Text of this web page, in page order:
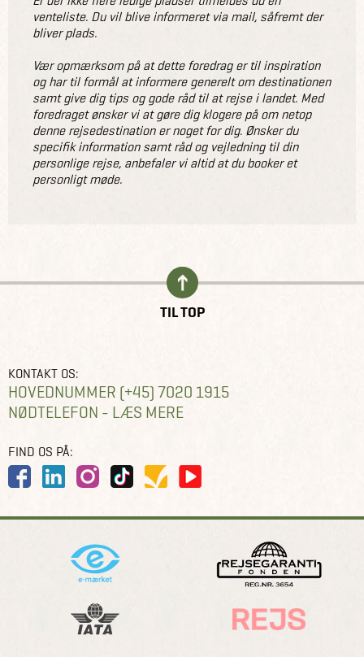
venteliste. Du vil blive informeret via mail, såfremt der
bliver plads.
Vær opmærksom på at dette foredrag er til inspiration
og har til formål at informere generelt om destinationen
samt give dig tips og gode råd til at rejse i landet. Med
foredraget ønsker vi at gøre dig klogere på om netop
denne rejsedestination er noget for dig. Ønsker du
specifik information samt råd og vejledning til din
personlige rejse, anbefaler vi altid at du booker et
personligt møde.
TIL TOP
KONTAKT OS:
HOVEDNUMMER (+45) 7020 1915
NØDTELEFON - LÆS MERE
FIND OS PÅ: